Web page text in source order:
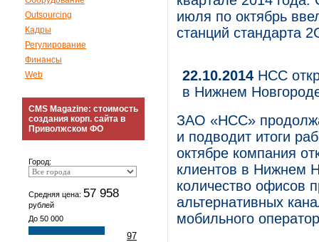
Outsourcing
Кадры
Регулирование
Финансы
Web
CMS Magazine: стоимость
создания корп. сайта в
Приволжском ФО
Город:
Средняя цена: 57 958
рублей
До 50 000
97
июля по октябрь
станций стандарта
22.10.2014 НСС
в Нижнем
ЗАО «НСС»
и подводит итоги
октябре компания
клиентов в Нижнем
количество офисов
альтернативных
мобильного